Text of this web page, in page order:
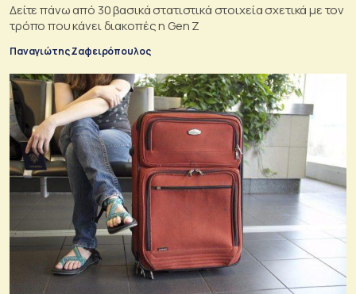
Δείτε πάνω από 30 βασικά στατιστικά στοιχεία σχετικά με τον
τρόπο που κάνει διακοπές η Gen Z
Παναγιώτης Ζαφειρόπουλος